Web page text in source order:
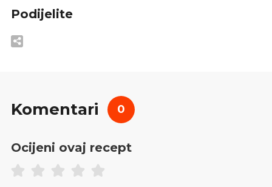
Podijelite
Komentari 0
Ocijeni ovaj recept